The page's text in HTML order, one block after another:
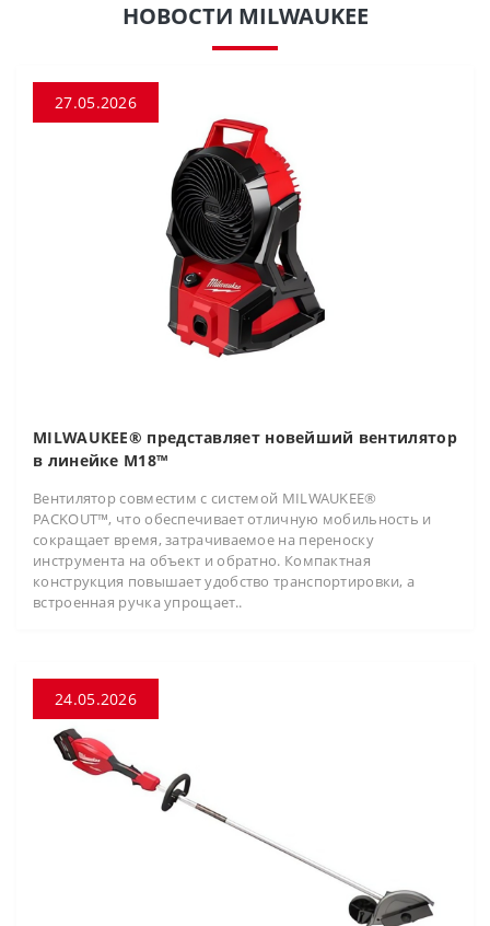
НОВОСТИ MILWAUKEE
27.05.2026
MILWAUKEE® представляет новейший вентилятор
в линейке M18™
Вентилятор совместим с системой MILWAUKEE®
PACKOUT™, что обеспечивает отличную мобильность и
сокращает время, затрачиваемое на переноску
инструмента на объект и обратно. Компактная
конструкция повышает удобство транспортировки, а
встроенная ручка упрощает..
24.05.2026